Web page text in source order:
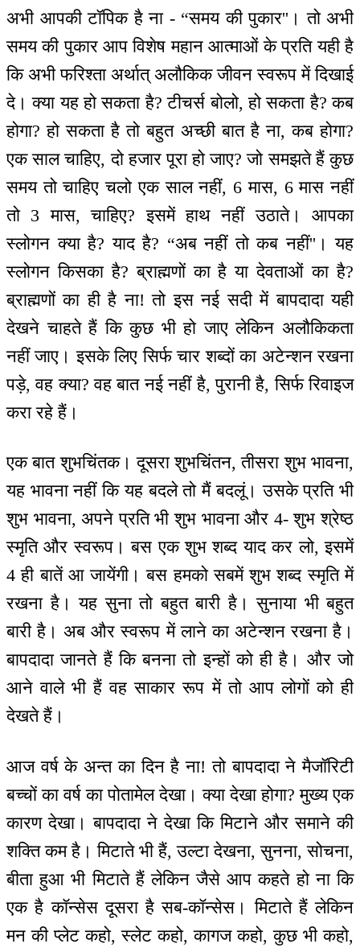
अभी आपकी टॉपिक है ना - “समय की पुकार''। तो अभी
समय की पुकार आप विशेष महान आत्माओं के प्रति यही है
कि अभी फरिश्ता अर्थात् अलौकिक जीवन स्वरूप में दिखाई
दे। क्या यह हो सकता है? टीचर्स बोलो, हो सकता है? कब
होगा? हो सकता है तो बहुत अच्छी बात है ना, कब होगा?
एक साल चाहिए, दो हजार पूरा हो जाए? जो समझते हैं कुछ
समय तो चाहिए चलो एक साल नहीं, 6 मास, 6 मास नहीं
तो 3 मास, चाहिए? इसमें हाथ नहीं उठाते। आपका
स्लोगन क्या है? याद है? “अब नहीं तो कब नहीं''। यह
स्लोगन किसका है? ब्राह्मणों का है या देवताओं का है?
ब्राह्मणों का ही है ना! तो इस नई सदी में बापदादा यही
देखने चाहते हैं कि कुछ भी हो जाए लेकिन अलौकिकता
नहीं जाए। इसके लिए सिर्फ चार शब्दों का अटेन्शन रखना
पड़े, वह क्या? वह बात नई नहीं है, पुरानी है, सिर्फ रिवाइज
करा रहे हैं।
एक बात शुभचिंतक। दूसरा शुभचिंतन, तीसरा शुभ भावना,
यह भावना नहीं कि यह बदले तो मैं बदलूं। उसके प्रति भी
शुभ भावना, अपने प्रति भी शुभ भावना और 4- शुभ श्रेष्ठ
स्मृति और स्वरूप। बस एक शुभ शब्द याद कर लो, इसमें
4 ही बातें आ जायेंगी। बस हमको सबमें शुभ शब्द स्मृति में
रखना है। यह सुना तो बहुत बारी है। सुनाया भी बहुत
बारी है। अब और स्वरूप में लाने का अटेन्शन रखना है।
बापदादा जानते हैं कि बनना तो इन्हों को ही है। और जो
आने वाले भी हैं वह साकार रूप में तो आप लोगों को ही
देखते हैं।
आज वर्ष के अन्त का दिन है ना! तो बापदादा ने मैजॉरिटी
बच्चों का वर्ष का पोतामेल देखा। क्या देखा होगा? मुख्य एक
कारण देखा। बापदादा ने देखा कि मिटाने और समाने की
शक्ति कम है। मिटाते भी हैं, उल्टा देखना, सुनना, सोचना,
बीता हुआ भी मिटाते हैं लेकिन जैसे आप कहते हो ना कि
एक है कॉन्सेस दूसरा है सब-कॉन्सेस। मिटाते हैं लेकिन
मन की प्लेट कहो, स्लेट कहो, कागज कहो, कुछ भी कहो,